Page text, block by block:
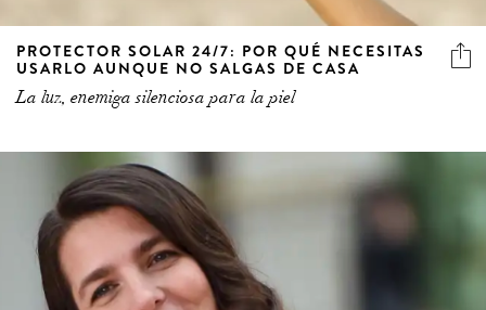
PROTECTOR SOLAR 24/7: POR QUÉ NECESITAS
USARLO AUNQUE NO SALGAS DE CASA
La luz, enemiga silenciosa para la piel